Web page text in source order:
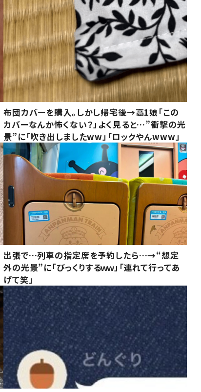
布団カバーを購入。しかし帰宅後→高1娘「この
カバーなんか怖くない？」よく見ると…”衝撃の光
景”に「吹き出しましたww」「ロックやんwww」
出張で…列車の指定席を予約したら…→“想定
外の光景”に「びっくりするｗｗ」「連れて行ってあ
げて笑」